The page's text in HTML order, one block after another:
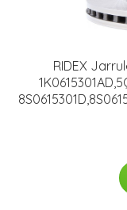
RIDEX